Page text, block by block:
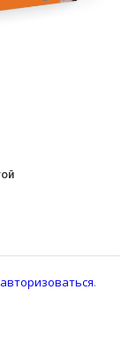
авторизоваться.